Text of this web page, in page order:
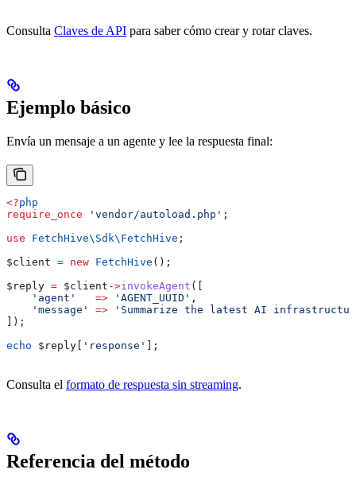
Consulta Claves de API para saber cómo crear y rotar claves.
Ejemplo básico
Envía un mensaje a un agente y lee la respuesta final:
<?php
require_once 'vendor/autoload.php' ;
use FetchHive\Sdk\ FetchHive ;
$client = new FetchHive ();
$reply = $client ->invokeAgent ([
    'agent'
   =>
'AGENT_UUID' ,
    'message'
=> 'Summarize the latest AI
]);
echo $reply [ 'response' ];
Consulta el formato de respuesta sin streaming.
Referencia del método